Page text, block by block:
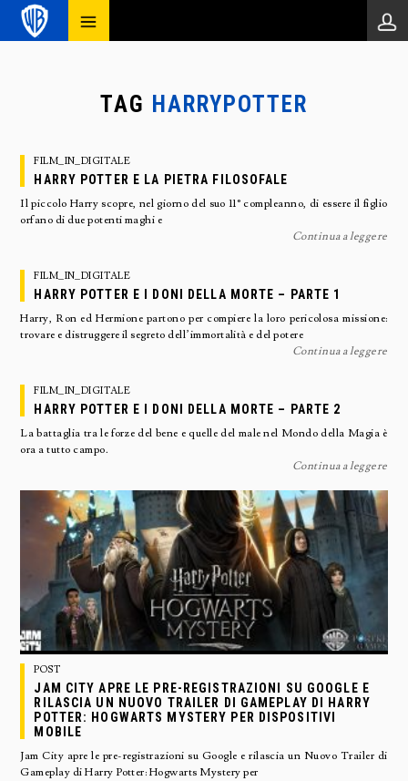
TAG HARRYPOTTER
FILM_IN_DIGITALE
HARRY POTTER E LA PIETRA FILOSOFALE
Il piccolo Harry scopre, nel giorno del suo 11° compleanno, di essere il figlio
orfano di due potenti maghi e
Continua a leggere
FILM_IN_DIGITALE
HARRY POTTER E I DONI DELLA MORTE – PARTE 1
Harry, Ron ed Hermione partono per compiere la loro pericolosa missione:
trovare e distruggere il segreto dell’immortalità e del potere
Continua a leggere
FILM_IN_DIGITALE
HARRY POTTER E I DONI DELLA MORTE – PARTE 2
La battaglia tra le forze del bene e quelle del male nel Mondo della Magia è
ora a tutto campo.
Continua a leggere
POST
JAM CITY APRE LE PRE-REGISTRAZIONI SU GOOGLE E
RILASCIA UN NUOVO TRAILER DI GAMEPLAY DI HARRY
POTTER: HOGWARTS MYSTERY PER DISPOSITIVI
MOBILE
Jam City apre le pre-registrazioni su Google e rilascia un Nuovo Trailer di
Gameplay di Harry Potter: Hogwarts Mystery per